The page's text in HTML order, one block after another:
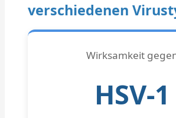
verschiedenen
Wirksamkeit
HSV-1